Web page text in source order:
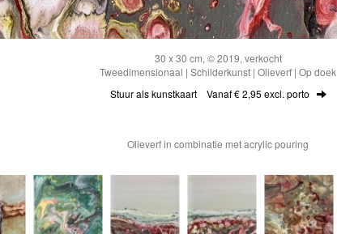
30 x 30 cm, © 2019, verkocht
Tweedimensionaal | Schilderkunst | Olieverf | Op doek
Stuur als kunstkaart Vanaf € 2,95 excl. porto
Olieverf in combinatie met acrylic pouring